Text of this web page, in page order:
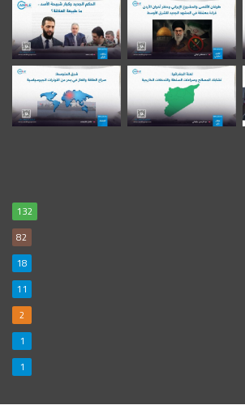
132
82
18
11
2
1
1